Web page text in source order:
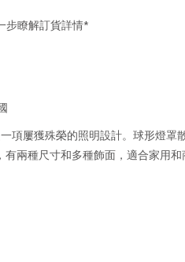
步瞭解訂貨詳情*
項屢獲殊榮的照明設計。球形燈罩
兩種尺寸和多種飾面，適合家用和